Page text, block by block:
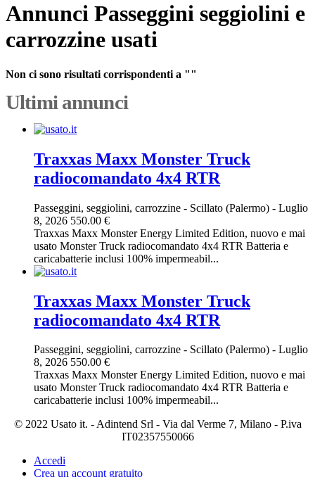
Annunci Passeggini seggiolini e
carrozzine usati
Non ci sono risultati corrispondenti a ""
Ultimi annunci
Traxxas Maxx Monster Truck
radiocomandato 4x4 RTR
Passeggini, seggiolini, carrozzine - Scillato (Palermo) - Luglio
8, 2026 550.00 €
Traxxas Maxx Monster Energy Limited Edition, nuovo e mai
usato Monster Truck radiocomandato 4x4 RTR Batteria e
caricabatterie inclusi 100% impermeabil...
Traxxas Maxx Monster Truck
radiocomandato 4x4 RTR
Passeggini, seggiolini, carrozzine - Scillato (Palermo) - Luglio
8, 2026 550.00 €
Traxxas Maxx Monster Energy Limited Edition, nuovo e mai
usato Monster Truck radiocomandato 4x4 RTR Batteria e
caricabatterie inclusi 100% impermeabil...
© 2022 Usato it. - Adintend Srl - Via dal Verme 7, Milano - P.iva
IT02357550066
Accedi
Crea un account gratuito